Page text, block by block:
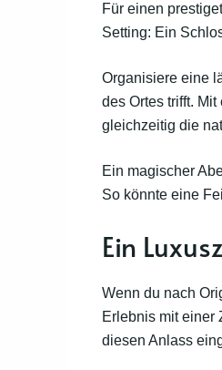
Für einen
Setting: Ein
Organisiere eine
des Ortes trifft.
gleichzeitig die
Ein magischer
So könnte eine
Ein
Wenn du nach
Erlebnis mit einer
diesen Anlass